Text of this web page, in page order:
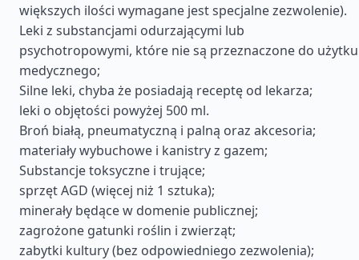
większych ilości wymagane jest specjalne zezwolenie).
Leki z substancjami odurzającymi lub
psychotropowymi, które nie są przeznaczone do użytku
medycznego;
Silne leki, chyba że posiadają receptę od lekarza;
leki o objętości powyżej 500 ml.
Broń białą, pneumatyczną i palną oraz akcesoria;
materiały wybuchowe i kanistry z gazem;
Substancje toksyczne i trujące;
sprzęt AGD (więcej niż 1 sztuka);
minerały będące w domenie publicznej;
zagrożone gatunki roślin i zwierząt;
zabytki kultury (bez odpowiedniego zezwolenia);